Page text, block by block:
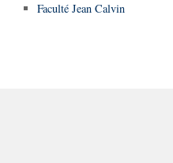
Faculté Jean Calvin